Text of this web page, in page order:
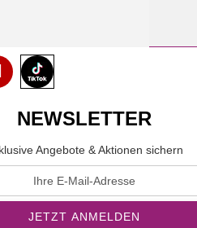
NEWSLETTER
Angebote & Aktionen sichern